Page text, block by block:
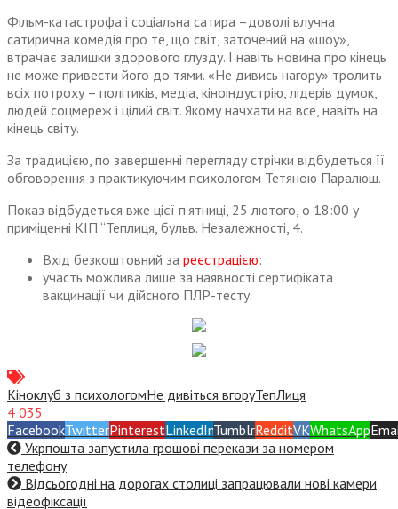
Фільм-катастрофа і соціальна сатира –доволі влучна
сатирична комедія про те, що світ, заточений на «шоу»,
втрачає залишки здорового глузду. І навіть новина про кінець
не може привести його до тями. «Не дивись нагору» тролить
всіх потроху – політиків, медіа, кіноіндустрію, лідерів думок,
людей соцмереж і цілий світ. Якому начхати на все, навіть на
кінець світу.
За традицією, по завершенні перегляду стрічки відбудеться її
обговорення з практикуючим психологом Тетяною Паралюш.
Показ відбудеться вже цієї п’ятниці, 25 лютого, о 18:00 у
приміценні КІП “Теплиця, бульв. Незалежності, 4.
Вхід безкоштовний за реєстрацією:
участь можлива лише за наявності сертифіката
вакцинації чи дійсного ПЛР-тесту.
Кіноклуб з психологомНе дивіться вгоруТепЛиця
4 035
FacebookTwitterPinterestLinkedInTumblrRedditVKWhatsApp
Укрпошта запустила грошові перекази за номером
телефону
Відсьогодні на дорогах столиці запрацювали нові камери
відеофіксації